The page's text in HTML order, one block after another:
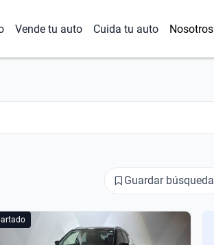
Vende tu auto Cuida tu auto Nosotros
Guardar búsqueda